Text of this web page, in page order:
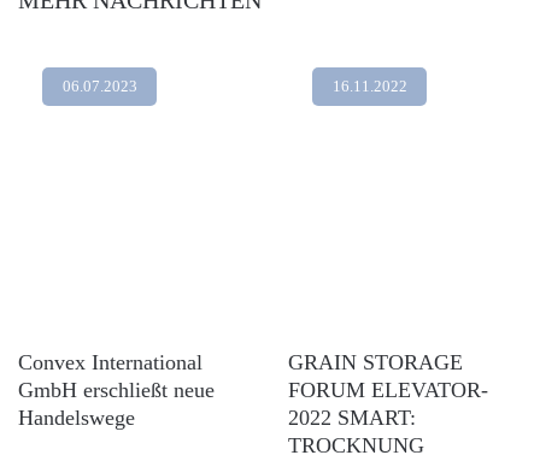
06.07.2023
Convex International
GmbH erschließt neue
Handelswege
16.11.2022
GRAIN STORAGE
FORUM ELEVATOR-
2022 SMART:
TROCKNUNG